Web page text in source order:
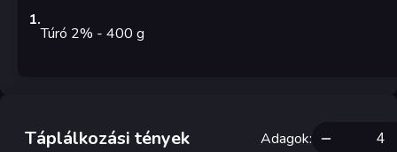
1.
Túró 2% - 400 g
Táplálkozási tények Adagok: